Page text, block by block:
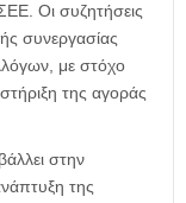
Οι συζητήσεις
συνεργασίας
με στόχο
της αγοράς
στην
της